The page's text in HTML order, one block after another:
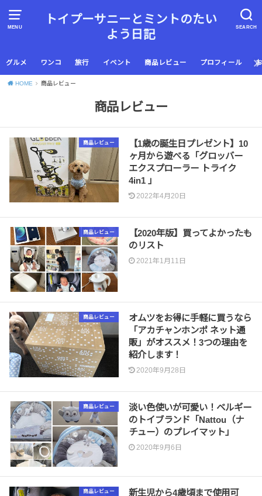
MENU SEARCH
トイプーサニーとミントのたい
よう日記
グルメ ワンコ 旅行 イベント 商品レビュー プロフィール
HOME 商品レビュー
商品レビュー
商品レビュー
【1歳の誕生日プレゼント】10
ヶ月から遊べる「グロッバー
エクスプローラー トライク
4in1 」
2022年4月20日
商品レビュー
【2020年版】買ってよかったも
のリスト
2021年1月11日
商品レビュー
オムツをお得に手軽に買うなら
「アカチャンホンポ ネット通
販」がオススメ！3つの理由を
紹介します！
2020年9月28日
商品レビュー
淡い色使いが可愛い！ベルギー
のトイブランド「Nattou（ナ
チュー）のプレイマット」
2020年9月6日
商品レビュー
新生児から4歳頃まで使用可